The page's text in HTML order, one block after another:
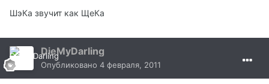
ШэКа звучит как ЩеКа
DieMyDarling
Опубликовано 4 февраля, 2011